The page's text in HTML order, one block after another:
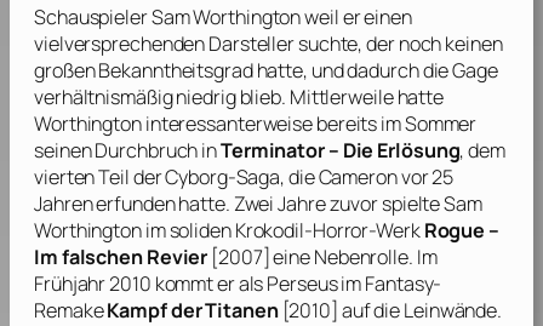
SchauspielerSam Worthingtonweil er einen
vielversprechenden Darsteller suchte, der noch keinen
großen Bekanntheitsgrad hatte, und dadurch die Gage
verhältnismäßig niedrig blieb. Mittlerweile hatte
Worthingtoninteressanterweise bereits im Sommer
seinen Durchbruch inTerminator – Die Erlösung, dem
vierten Teil der Cyborg-Saga, die Cameron vor 25
Jahren erfunden hatte. Zwei Jahre zuvor spielteSam
Worthingtonim soliden Krokodil-Horror-WerkRogue –
Im falschen Revier [2007] eine Nebenrolle. Im
Frühjahr 2010 kommt er als Perseus im Fantasy-
RemakeKampf der Titanen [2010] auf die Leinwände.